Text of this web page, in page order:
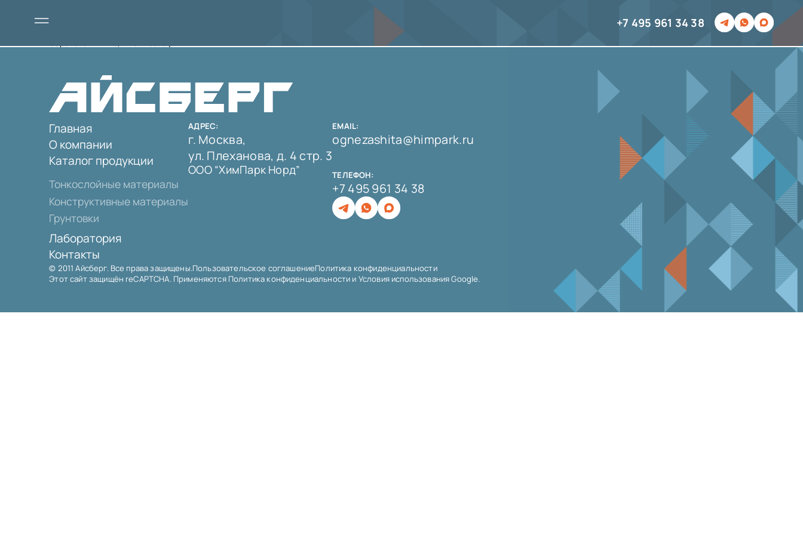
+7 495 961 34 38
Главная
О компании
Каталог продукции
Тонкослойные материалы
Конструктивные материалы
Грунтовки
Лаборатория
Контакты
АДРЕС:
г. Москва,
ул. Плеханова, д. 4 стр. 3
ООО “ХимПарк Норд”
EMAIL:
ognezashita@himpark.ru
ТЕЛЕФОН:
+7 495 961 34 38
© 2011 Айсберг. Все права защищены.Пользовательское соглашениеПолитика конфиденциальности
Этот сайт защищён reCAPTCHA. Применяются Политика конфиденциальности и Условия использованияGoogle.